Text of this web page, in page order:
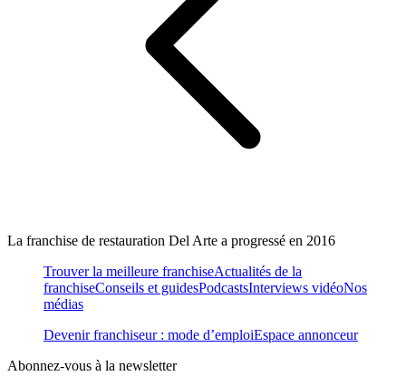
La franchise de restauration Del Arte a progressé en 2016
Trouver la meilleure franchiseActualités de la
franchiseConseils et guidesPodcastsInterviews vidéoNos
médias
Devenir franchiseur : mode d’emploiEspace annonceur
Abonnez-vous à la newsletter